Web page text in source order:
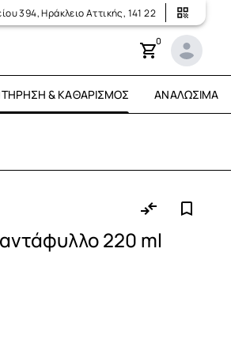
394, Ηράκλειο Αττικής, 141 22
0
& ΚΑΘΑΡΙΣΜΌΣ ΑΝΑΛΏΣΙΜΑ
220 ml